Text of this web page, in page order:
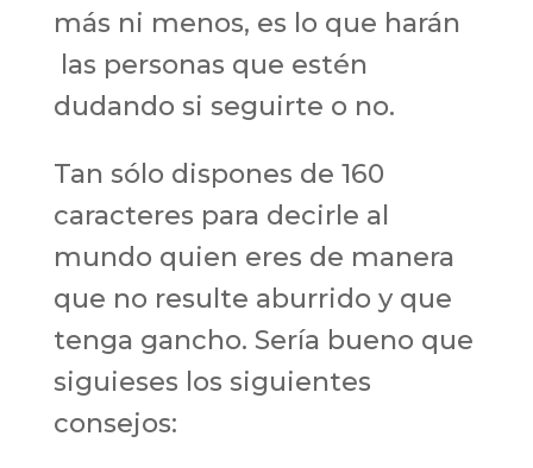
más ni menos, es lo que harán
las personas que estén
dudando si seguirte o no.
Tan sólo dispones de 160
caracteres para decirle al
mundo quien eres de manera
que no resulte aburrido y que
tenga gancho. Sería bueno que
siguieses los siguientes
consejos: